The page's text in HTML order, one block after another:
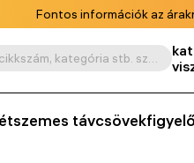
Fontos információk az
Keresés termék, cikkszám, kategória stb. szerint
távcsövek